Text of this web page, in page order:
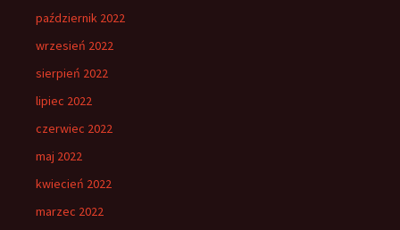
październik 2022
wrzesień 2022
sierpień 2022
lipiec 2022
czerwiec 2022
maj 2022
kwiecień 2022
marzec 2022